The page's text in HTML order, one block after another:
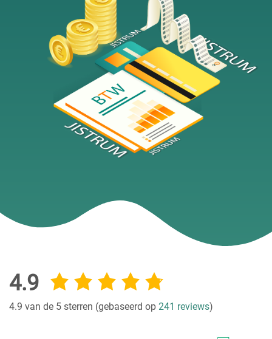
4.9
4.9 van de 5 sterren (gebaseerd op 241 reviews)